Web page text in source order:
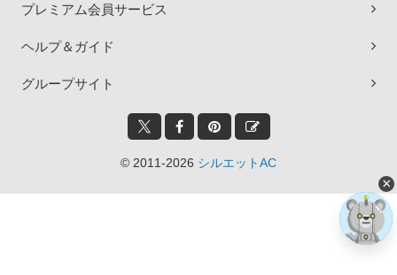
プレミアム会員サービス
ヘルプ＆ガイド
グループサイト
© 2011-2026 シルエットAC
×